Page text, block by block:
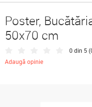
Poster,
50x70 cm
0 din 5 (
Adaugă opinie